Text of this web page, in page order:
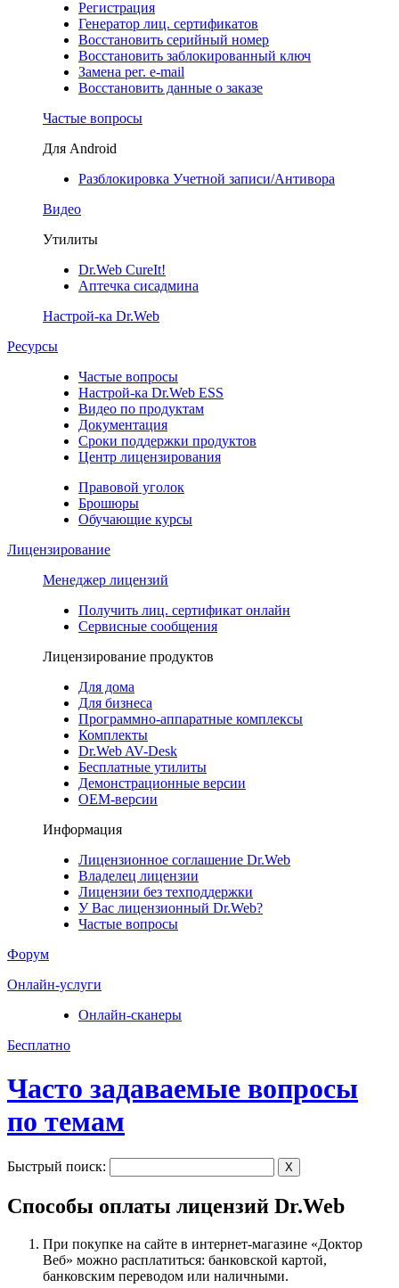
Регистрация
Генератор лиц. сертификатов
Восстановить серийный номер
Восстановить заблокированный ключ
Замена рег. e-mail
Восстановить данные о заказе
Частые вопросы
Для Android
Разблокировка Учетной записи/Антивора
Видео
Утилиты
Dr.Web CureIt!
Аптечка сисадмина
Настрой-ка Dr.Web
Ресурсы
Частые вопросы
Настрой-ка Dr.Web ESS
Видео по продуктам
Документация
Сроки поддержки продуктов
Центр лицензирования
Правовой уголок
Брошюры
Обучающие курсы
Лицензирование
Менеджер лицензий
Получить лиц. сертификат онлайн
Сервисные сообщения
Лицензирование продуктов
Для дома
Для бизнеса
Программно-аппаратные комплексы
Комплекты
Dr.Web AV-Desk
Бесплатные утилиты
Демонстрационные версии
ОЕМ-версии
Информация
Лицензионное соглашение Dr.Web
Владелец лицензии
Лицензии без техподдержки
У Вас лицензионный Dr.Web?
Частые вопросы
Форум
Онлайн-услуги
Онлайн-сканеры
Бесплатно
Часто задаваемые вопросы
по темам
Быстрый поиск: X
Способы оплаты лицензий Dr.Web
При покупке на сайте в интернет-магазине «Доктор
Веб» можно расплатиться: банковской картой,
банковским переводом или наличными.